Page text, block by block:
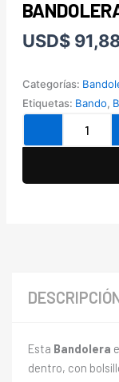
USD$
Categorías:
Etiquetas: Bando,
Esta Bandolera
dentro, con